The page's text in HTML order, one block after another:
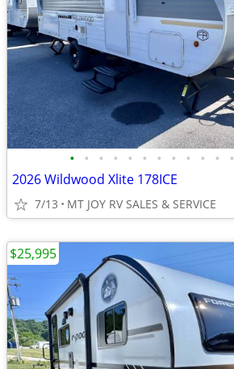
• • • • • • • • • • • •
2026 Wildwood Xlite 178ICE
7/13 MT JOY RV SALES & SERVICE
$25,995